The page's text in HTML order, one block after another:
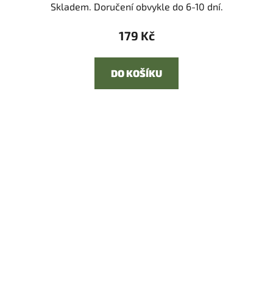
Skladem. Doručení obvykle do 6-10 dní.
179 Kč
DO KOŠÍKU